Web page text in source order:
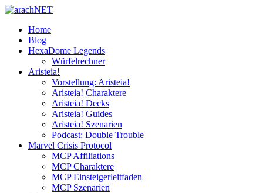
Home
Blog
HexaDome Legends
Würfelrechner
Aristeia!
Vorstellung: Aristeia!
Aristeia! Charaktere
Aristeia! Decks
Aristeia! Guides
Aristeia! Szenarien
Podcast: Double Trouble
Marvel Crisis Protocol
MCP Affiliations
MCP Charaktere
MCP Einsteigerleitfaden
MCP Szenarien